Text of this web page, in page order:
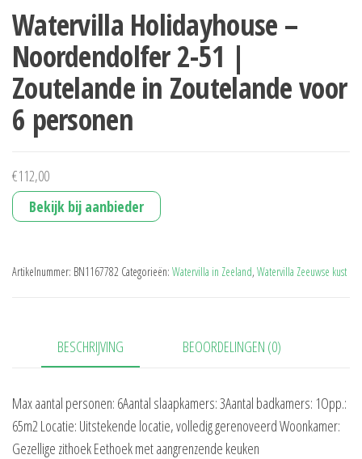
Watervilla Holidayhouse –
Noordendolfer 2-51 |
Zoutelande in Zoutelande voor
6 personen
€112,00
Bekijk bij aanbieder
Artikelnummer: BN1167782 Categorieën: Watervilla in Zeeland, Watervilla Zeeuwse kust
BESCHRIJVING BEOORDELINGEN (0)
Max aantal personen: 6Aantal slaapkamers: 3Aantal badkamers: 1Opp.:
65m2 Locatie: Uitstekende locatie, volledig gerenoveerd Woonkamer:
Gezellige zithoek Eethoek met aangrenzende keuken